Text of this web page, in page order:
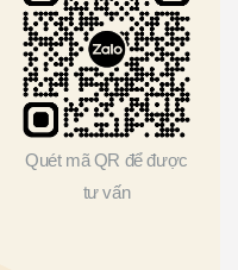
Quét mã QR để được
tư vấn